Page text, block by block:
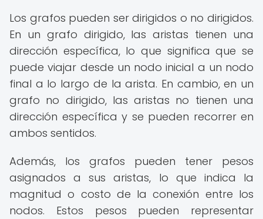
Los grafos pueden ser dirigidos o no dirigidos.
En un grafo dirigido, las aristas tienen una
dirección específica, lo que significa que se
puede viajar desde un nodo inicial a un nodo
final a lo largo de la arista. En cambio, en un
grafo no dirigido, las aristas no tienen una
dirección específica y se pueden recorrer en
ambos sentidos.
Además, los grafos pueden tener pesos
asignados a sus aristas, lo que indica la
magnitud o costo de la conexión entre los
nodos. Estos pesos pueden representar